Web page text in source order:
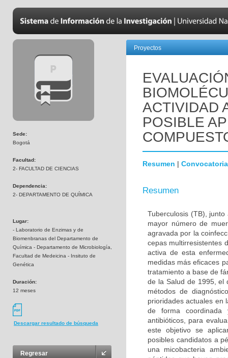
Sede:
Bogotá
Facultad:
2- FACULTAD DE CIENCIAS
Dependencia:
2- DEPARTAMENTO DE QUÍMICA
Lugar:
- Laboratorio de Enzimas y de
Biomenbranas del Departamento de
Química - Departamento de Microbiología,
Facultad de Medeicina - Insituto de
Genética
Duración:
12 meses
Descargar resultado de búsqueda
Regresar
Proyectos
ACTIVIDAD
POSIBLE
Resumen | Convocatoria
Resumen
Tuberculosis (TB),
mayor número de
agravada por la
cepas multirresistentes
activa de esta
medidas más eficaces
tratamiento a base de
de la Salud de 1995, el
métodos de
prioridades actuales en
de forma coordinada
antibióticos, para
este objetivo se
posibles candidatos a
una micobacteria